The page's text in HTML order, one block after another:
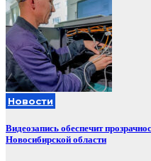
Новости
Видеозапись обеспечит
Новосибирской области